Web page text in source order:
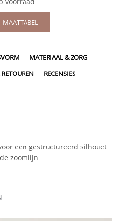
MAATTABEL
MATERIAAL & ZORG
RECENSIES
een gestructureerd silhouet
zoomlijn